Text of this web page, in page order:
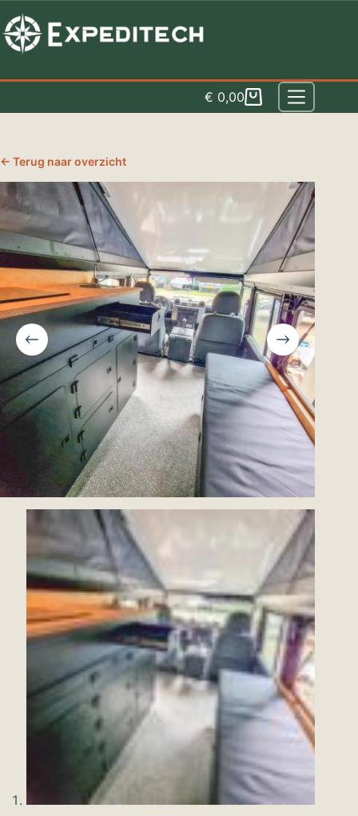
naar
inhoud
Winkelwagen
€ 0,00
← Terug naar overzicht